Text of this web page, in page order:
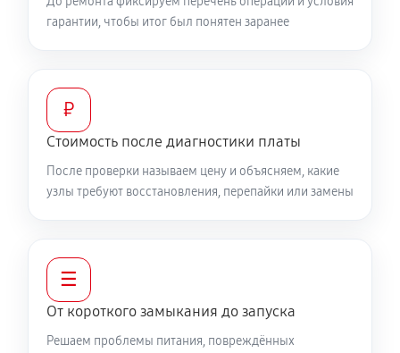
гарантии, чтобы итог был понятен заранее
₽
Стоимость после диагностики платы
После проверки называем цену и объясняем, какие
узлы требуют восстановления, перепайки или замены
☰
От короткого замыкания до запуска
Решаем проблемы питания, повреждённых